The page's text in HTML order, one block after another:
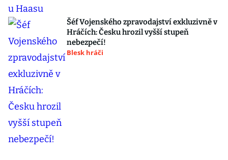
Šéf Vojenského zpravodajství exkluzivně v
Hráčích: Česku hrozil vyšší stupeň
nebezpečí!
Blesk hráči